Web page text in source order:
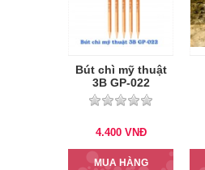
Bút chì mỹ thuật
3B GP-022
4.400 VNĐ
MUA HÀNG